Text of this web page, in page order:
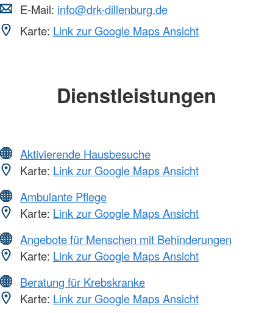
E-Mail: info@drk-dillenburg.de
Karte: Link zur Google Maps Ansicht
Dienstleistungen
Aktivierende Hausbesuche
Karte: Link zur Google Maps Ansicht
Ambulante Pflege
Karte: Link zur Google Maps Ansicht
Angebote für Menschen mit Behinderungen
Karte: Link zur Google Maps Ansicht
Beratung für Krebskranke
Karte: Link zur Google Maps Ansicht